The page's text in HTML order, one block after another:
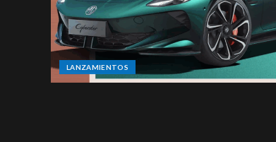
LANZAMIENTOS